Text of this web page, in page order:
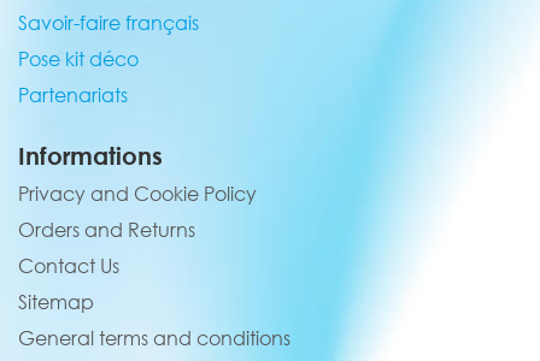
Savoir-faire français
Pose kit déco
Partenariats
Informations
Privacy and Cookie Policy
Orders and Returns
Contact Us
Sitemap
General terms and conditions